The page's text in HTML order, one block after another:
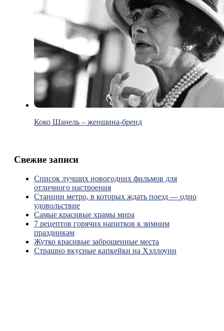
Коко Шанель – женщина-бренд
Свежие записи
Список лучших новогодних фильмов для
отличного настроения
Станции метро, в которых ждать поезд — одно
удовольствие
Самые красивые храмы мира
7 рецептов горячих напитков к зимним
праздникам
Жутко красивые заброшенные места
Страшно вкусные капкейки на Хэллоуин